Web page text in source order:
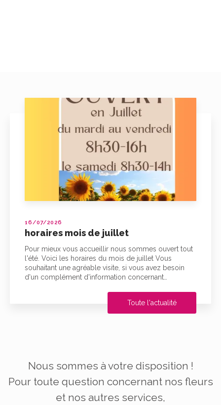
16/07/2026
horaires mois de juillet
Pour mieux vous accueillir nous sommes ouvert tout
l'été. Voici les horaires du mois de juillet Vous
souhaitant une agréable visite, si vous avez besoin
d'un complément d'information concernant…
Toute l'actualité
Nous sommes à votre disposition !
Pour toute question concernant nos fleurs
et nos autres services,